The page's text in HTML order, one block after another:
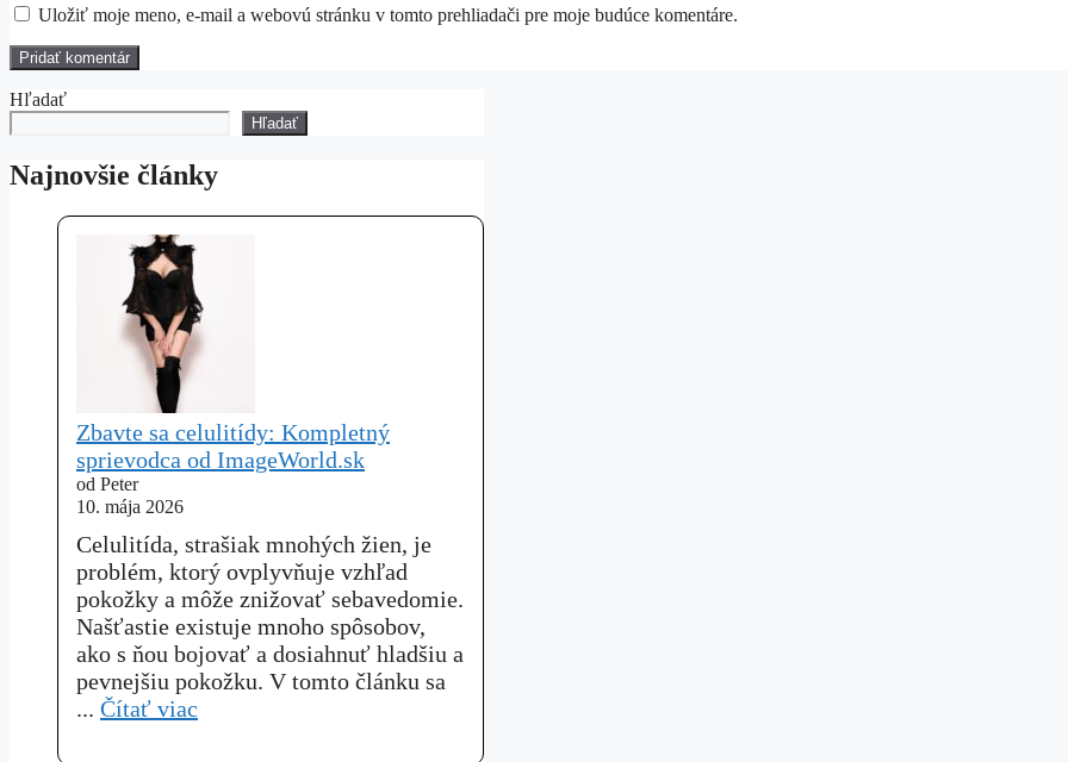
Uložiť moje meno, e-mail a webovú stránku v tomto prehliadači pre moje budúce komentáre.
Hľadať
Hľadať
Najnovšie články
Zbavte sa celulitídy: Kompletný
sprievodca od ImageWorld.sk
od Peter
10. mája 2026
Celulitída, strašiak mnohých žien, je
problém, ktorý ovplyvňuje vzhľad
pokožky a môže znižovať sebavedomie.
Našťastie existuje mnoho spôsobov,
ako s ňou bojovať a dosiahnuť hladšiu a
pevnejšiu pokožku. V tomto článku sa
... Čítať viac